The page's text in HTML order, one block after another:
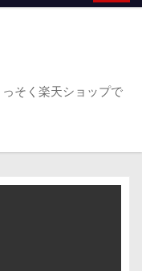
そく楽天ショップで